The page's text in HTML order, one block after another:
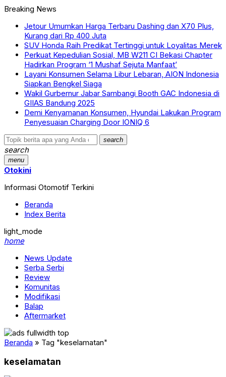
Breaking News
Jetour Umumkan Harga Terbaru Dashing dan X70 Plus,
Kurang dari Rp 400 Juta
SUV Honda Raih Predikat Tertinggi untuk Loyalitas Merek
Perkuat Kepedulian Sosial, MB W211 CI Bekasi Chapter
Hadirkan Program ‘1 Mushaf Sejuta Manfaat’
Layani Konsumen Selama Libur Lebaran, AION Indonesia
Siapkan Bengkel Siaga
Wakil Gurbernur Jabar Sambangi Booth GAC Indonesia di
GIIAS Bandung 2025
Demi Kenyamanan Konsumen, Hyundai Lakukan Program
Penyesuaian Charging Door IONIQ 6
search
search
menu
Otokini
Informasi Otomotif Terkini
Beranda
Index Berita
light_mode
home
News Update
Serba Serbi
Review
Komunitas
Modifikasi
Balap
Aftermarket
Beranda » Tag "keselamatan"
keselamatan